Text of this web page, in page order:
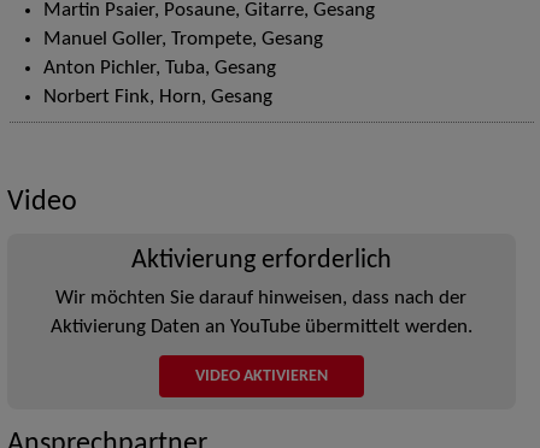
Martin Psaier, Posaune, Gitarre, Gesang
Manuel Goller, Trompete, Gesang
Anton Pichler, Tuba, Gesang
Norbert Fink, Horn, Gesang
Video
Aktivierung erforderlich
Wir möchten Sie darauf hinweisen, dass nach der
Aktivierung Daten an YouTube übermittelt werden.
VIDEO AKTIVIEREN